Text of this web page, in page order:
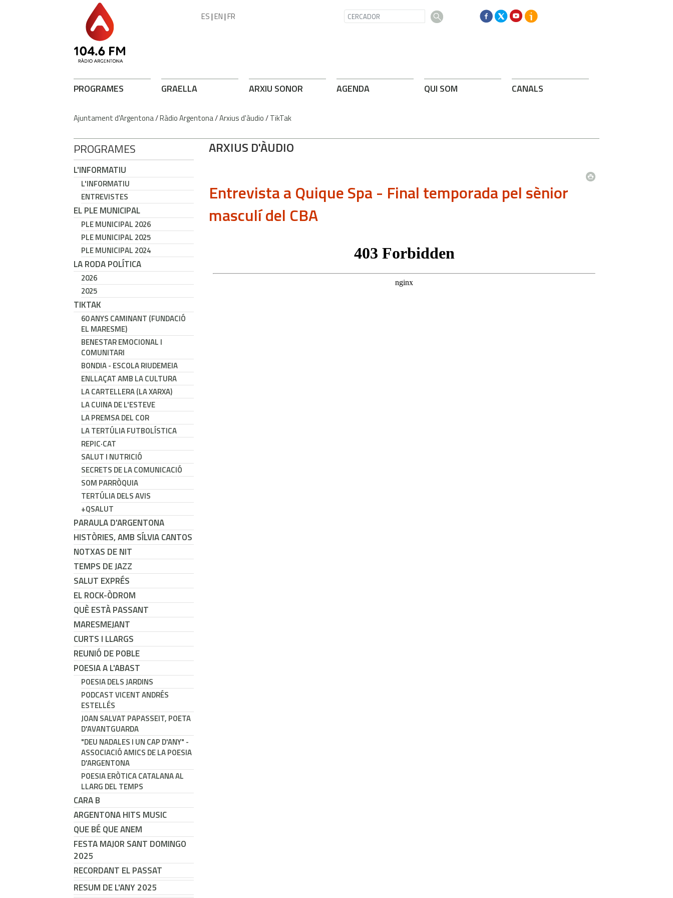
ES|EN|FR
PROGRAMES GRAELLA ARXIU SONOR AGENDA QUI SOM CANALS
Ajuntament d'Argentona/Ràdio Argentona/Arxius d'àudio/TikTak
PROGRAMES
L'INFORMATIU
L'INFORMATIU
ENTREVISTES
EL PLE MUNICIPAL
PLE MUNICIPAL 2026
PLE MUNICIPAL 2025
PLE MUNICIPAL 2024
LA RODA POLÍTICA
2026
2025
TIKTAK
60 ANYS CAMINANT (FUNDACIÓ
EL MARESME)
BENESTAR EMOCIONAL I
COMUNITARI
BONDIA - ESCOLA RIUDEMEIA
ENLLAÇAT AMB LA CULTURA
LA CARTELLERA (LA XARXA)
LA CUINA DE L'ESTEVE
LA PREMSA DEL COR
LA TERTÚLIA FUTBOLÍSTICA
REPIC·CAT
SALUT I NUTRICIÓ
SECRETS DE LA COMUNICACIÓ
SOM PARRÒQUIA
TERTÚLIA DELS AVIS
+QSALUT
PARAULA D'ARGENTONA
HISTÒRIES, AMB SÍLVIA CANTOS
NOTXAS DE NIT
TEMPS DE JAZZ
SALUT EXPRÉS
EL ROCK-ÒDROM
QUÈ ESTÀ PASSANT
MARESMEJANT
CURTS I LLARGS
REUNIÓ DE POBLE
POESIA A L'ABAST
POESIA DELS JARDINS
PODCAST VICENT ANDRÉS
ESTELLÉS
JOAN SALVAT PAPASSEIT, POETA
D'AVANTGUARDA
"DEU NADALES I UN CAP D'ANY" -
ASSOCIACIÓ AMICS DE LA POESIA
D'ARGENTONA
POESIA ERÒTICA CATALANA AL
LLARG DEL TEMPS
CARA B
ARGENTONA HITS MUSIC
QUE BÉ QUE ANEM
FESTA MAJOR SANT DOMINGO
2025
RECORDANT EL PASSAT
RESUM DE L'ANY 2025
ARXIUS D'ÀUDIO
Entrevista a Quique Spa - Final temporada pel sènior
masculí del CBA